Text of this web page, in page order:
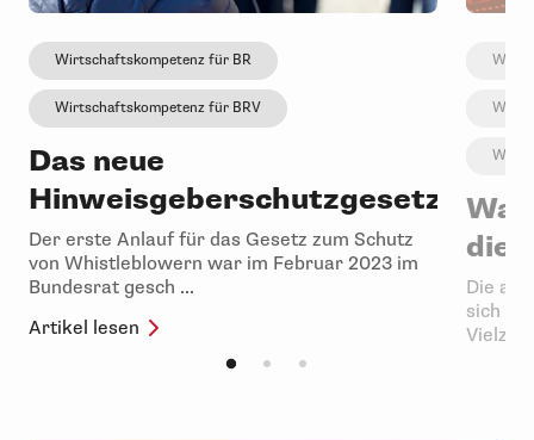
Wirtschaftskompetenz für BR
Wirtschaftskompetenz für BRV
Das neue
Hinweisgeberschutzgesetz
Der erste Anlauf für das Gesetz zum Schutz
von Whistleblowern war im Februar 2023 im
Bundesrat gesch ...
Artikel lesen
die
Die
sich